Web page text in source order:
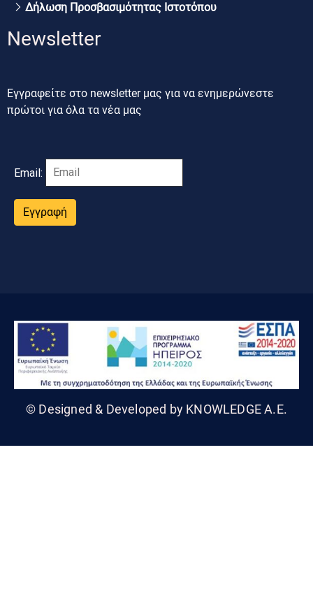
Δήλωση Προσβασιμότητας Ιστοτόπου
Newsletter
Εγγραφείτε στο newsletter μας για να ενημερώνεστε
πρώτοι για όλα τα νέα μας
Email:
Εγγραφή
© Designed & Developed by KNOWLEDGE A.E.